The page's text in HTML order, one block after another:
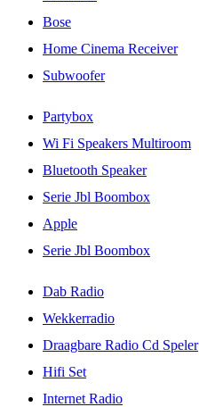
Bose
Home Cinema Receiver
Subwoofer
Partybox
Wi Fi Speakers Multiroom
Bluetooth Speaker
Serie Jbl Boombox
Apple
Serie Jbl Boombox
Dab Radio
Wekkerradio
Draagbare Radio Cd Speler
Hifi Set
Internet Radio